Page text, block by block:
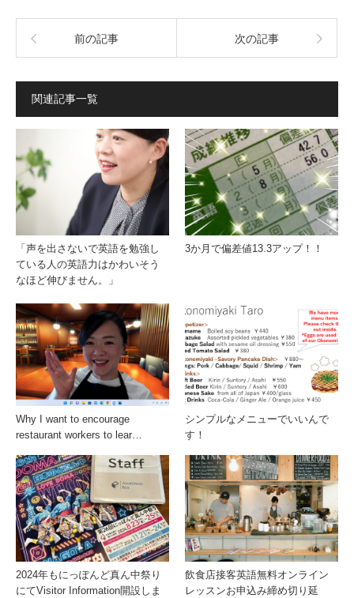
前の記事 次の記事
関連記事一覧
「声を出さないで英語を勉強し
ている人の英語力はかわいそう
なほど伸びません。」
3か月で偏差値13.3アップ！！
Why I want to encourage
restaurant workers to lear…
シンプルなメニューでいいんで
す！
2024年もにっぽんど真ん中祭り
にてVisitor Information開設しま
飲食店接客英語無料オンライン
レッスンお申込み締め切り延